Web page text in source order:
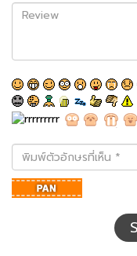
Review
พิมพ์
ตัว
อักษร
ที่